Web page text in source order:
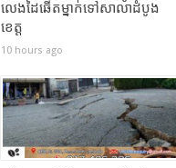
លេងដៃឆើតម្នាក់ទៅសាលាដំបូង
ខេត្ត
10 hours ago